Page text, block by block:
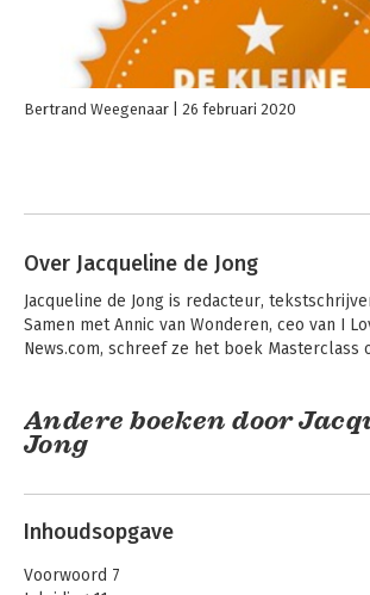
Bertrand Weegenaar 26 februari 2020
Over Jacqueline de Jong
Jacqueline de Jong is redacteur,
Samen met Annic van Wonderen, ceo van I
News.com, schreef ze het boek Masterclass
Andere boeken door
Jong
Inhoudsopgave
Voorwoord 7